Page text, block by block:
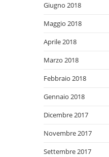
Giugno 2018
Maggio 2018
Aprile 2018
Marzo 2018
Febbraio 2018
Gennaio 2018
Dicembre 2017
Novembre 2017
Settembre 2017